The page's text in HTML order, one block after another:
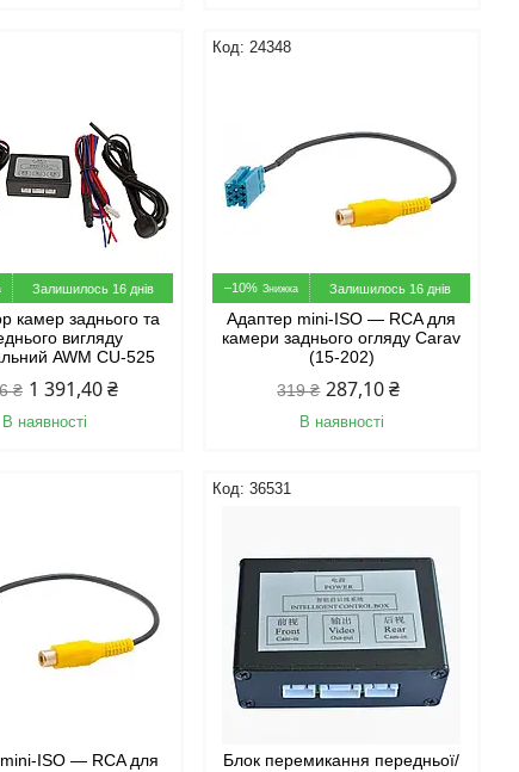
Залишилось 16 днів
камер заднього та
вигляду
AWM CU-525
₴ 1 391,40 ₴
В наявності
24348
–10% Залишилось 16 днів
Адаптер mini-ISO — RCA для
камери заднього огляду Carav
(15-202)
319 ₴ 287,10 ₴
В наявності
ISO — RCA для
36531
Блок перемикання передньої/